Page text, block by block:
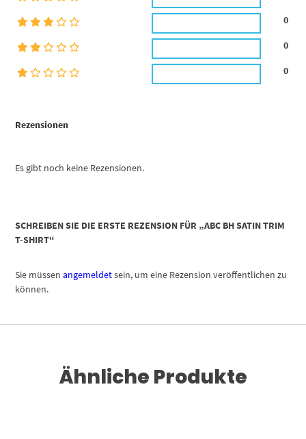
Rezensionen
Es gibt noch keine Rezensionen.
0
0
0
SCHREIBEN SIE DIE ERSTE REZENSION FÜR „ABC BH SATIN TRIM
T-SHIRT“
Sie müssenangemeldetsein, um eine Rezension veröffentlichen zu
können.
Ähnliche Produkte